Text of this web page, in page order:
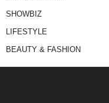
SHOWBIZ
LIFESTYLE
BEAUTY & FASHION